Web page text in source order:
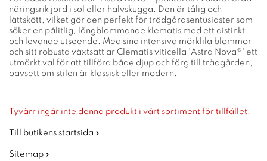
näringsrik jord i sol eller halvskugga. Den är tålig och
lättskött, vilket gör den perfekt för trädgårdsentusiaster som
söker en pålitlig, långblommande klematis med ett distinkt
och levande utseende. Med sina intensiva mörklila blommor
och sitt robusta växtsätt är Clematis viticella 'Astra Nova®' ett
utmärkt val för att tillföra både djup och färg till trädgården,
oavsett om stilen är klassisk eller modern.
Tyvärr ingår inte denna produkt i vårt sortiment för tillfället.
Till butikens startsida »
Sitemap »